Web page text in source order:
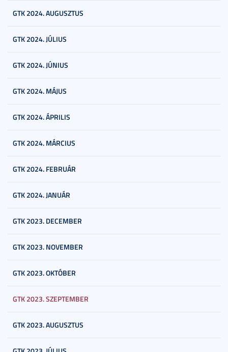
GTK 2024. AUGUSZTUS
GTK 2024. JÚLIUS
GTK 2024. JÚNIUS
GTK 2024. MÁJUS
GTK 2024. ÁPRILIS
GTK 2024. MÁRCIUS
GTK 2024. FEBRUÁR
GTK 2024. JANUÁR
GTK 2023. DECEMBER
GTK 2023. NOVEMBER
GTK 2023. OKTÓBER
GTK 2023. SZEPTEMBER
GTK 2023. AUGUSZTUS